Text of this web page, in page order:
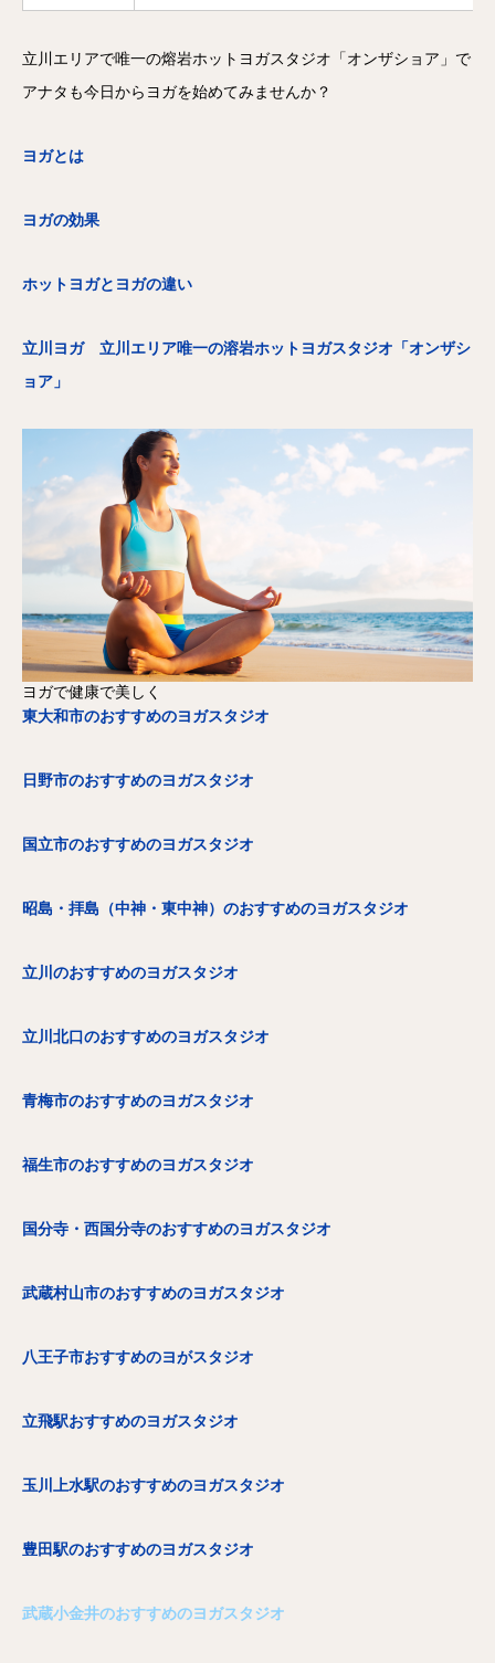
立川エリアで唯一の熔岩ホットヨガスタジオ「オンザショア」で
アナタも今日からヨガを始めてみませんか？
ヨガとは
ヨガの効果
ホットヨガとヨガの違い
立川ヨガ 立川エリア唯一の溶岩ホットヨガスタジオ「オンザシ
ョア」
ヨガで健康で美しく
東大和市のおすすめのヨガスタジオ
日野市のおすすめのヨガスタジオ
国立市のおすすめのヨガスタジオ
昭島・拝島（中神・東中神）のおすすめのヨガスタジオ
立川のおすすめのヨガスタジオ
立川北口のおすすめのヨガスタジオ
青梅市のおすすめのヨガスタジオ
福生市のおすすめのヨガスタジオ
国分寺・西国分寺のおすすめのヨガスタジオ
武蔵村山市のおすすめのヨガスタジオ
八王子市おすすめのヨがスタジオ
立飛駅おすすめのヨガスタジオ
玉川上水駅のおすすめのヨガスタジオ
豊田駅のおすすめのヨガスタジオ
武蔵小金井のおすすめのヨガスタジオ